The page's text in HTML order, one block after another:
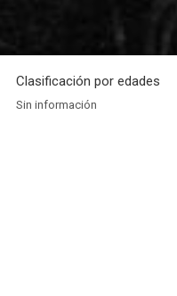
Clasificación por edades
Sin información